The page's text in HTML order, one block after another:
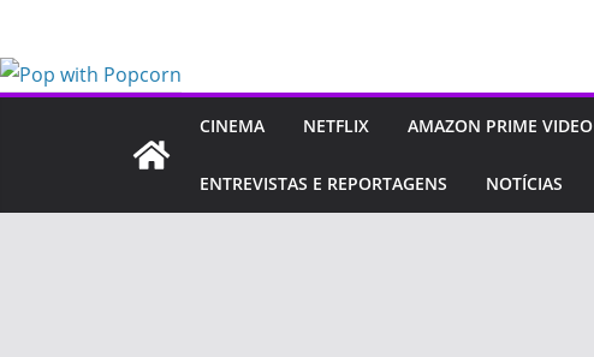
o
CINEMA NETFLIX AMAZON PRIME VIDEO
ENTREVISTAS E REPORTAGENS NOTÍCIAS